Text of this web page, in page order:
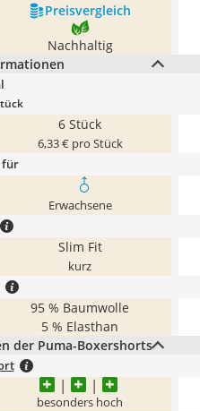
Preis­vergleich
Nachhaltig
6 Stück
6,33 € pro Stück
für
Erwachsene
Slim Fit
kurz
95 % Baumwolle
5 % Elasthan
der Puma-Boxershorts
besonders hoch